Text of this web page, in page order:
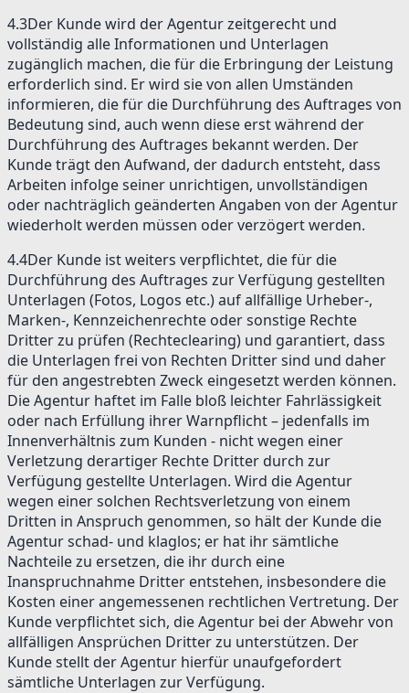
4.3Der Kunde wird der Agentur zeitgerecht und
vollständig alle Informationen und Unterlagen
zugänglich machen, die für die Erbringung der Leistung
erforderlich sind. Er wird sie von allen Umständen
informieren, die für die Durchführung des Auftrages von
Bedeutung sind, auch wenn diese erst während der
Durchführung des Auftrages bekannt werden. Der
Kunde trägt den Aufwand, der dadurch entsteht, dass
Arbeiten infolge seiner unrichtigen, unvollständigen
oder nachträglich geänderten Angaben von der Agentur
wiederholt werden müssen oder verzögert werden.
4.4Der Kunde ist weiters verpflichtet, die für die
Durchführung des Auftrages zur Verfügung gestellten
Unterlagen (Fotos, Logos etc.) auf allfällige Urheber-,
Marken-, Kennzeichenrechte oder sonstige Rechte
Dritter zu prüfen (Rechteclearing) und garantiert, dass
die Unterlagen frei von Rechten Dritter sind und daher
für den angestrebten Zweck eingesetzt werden können.
Die Agentur haftet im Falle bloß leichter Fahrlässigkeit
oder nach Erfüllung ihrer Warnpflicht – jedenfalls im
Innenverhältnis zum Kunden - nicht wegen einer
Verletzung derartiger Rechte Dritter durch zur
Verfügung gestellte Unterlagen. Wird die Agentur
wegen einer solchen Rechtsverletzung von einem
Dritten in Anspruch genommen, so hält der Kunde die
Agentur schad- und klaglos; er hat ihr sämtliche
Nachteile zu ersetzen, die ihr durch eine
Inanspruchnahme Dritter entstehen, insbesondere die
Kosten einer angemessenen rechtlichen Vertretung. Der
Kunde verpflichtet sich, die Agentur bei der Abwehr von
allfälligen Ansprüchen Dritter zu unterstützen. Der
Kunde stellt der Agentur hierfür unaufgefordert
sämtliche Unterlagen zur Verfügung.